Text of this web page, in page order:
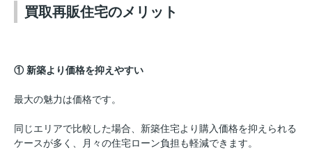
買取再販住宅のメリット
① 新築より価格を抑えやすい
最大の魅力は価格です。
同じエリアで比較した場合、新築住宅より購入価格を抑えられる
ケースが多く、月々の住宅ローン負担も軽減できます。